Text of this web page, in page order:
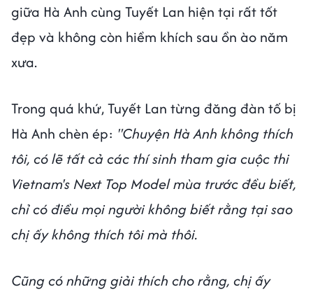
giữa Hà Anh cùng Tuyết Lan hiện tại rất tốt
đẹp và không còn hiềm khích sau ồn ào năm
xưa.
Trong quá khứ, Tuyết Lan từng đăng đàn tố bị
Hà Anh chèn ép: "Chuyện Hà Anh không thích
tôi, có lẽ tất cả các thí sinh tham gia cuộc thi
Vietnam's Next Top Model mùa trước đều biết,
chỉ có điều mọi người không biết rằng tại sao
chị ấy không thích tôi mà thôi.
Cũng có những giải thích cho rằng, chị ấy